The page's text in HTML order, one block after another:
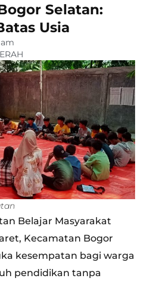
Selatan:
Usia
Belajar Masyarakat
Kecamatan Bogor
kesempatan bagi warga
pendidikan tanpa